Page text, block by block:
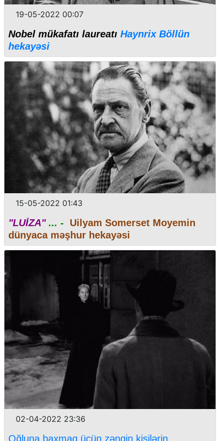
19-05-2022 00:07
Nobel mükafatı laureatı Haynrix Böllün
hekayəsi
15-05-2022 01:43
"LUİZA"... -
Uilyam Somerset Moyemin
dünyaca məşhur hekayəsi
02-04-2022 23:36
Oğluna baxmaq üçün zəngin kişilərin